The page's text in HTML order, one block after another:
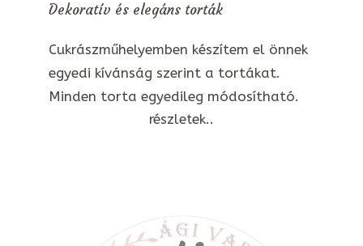
Dekoratív és elegáns torták
Cukrászműhelyemben készítem el önnek
egyedi kívánság szerint a tortákat.
Minden torta egyedileg módosítható.
részletek..